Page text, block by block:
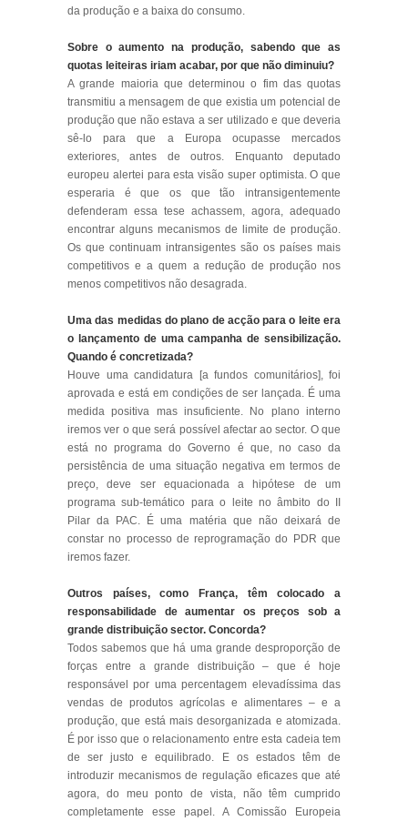
da produção e a baixa do consumo.
Sobre o aumento na produção, sabendo que as
quotas leiteiras iriam acabar, por que não diminuiu?
A grande maioria que determinou o fim das quotas
transmitiu a mensagem de que existia um potencial de
produção que não estava a ser utilizado e que deveria
sê-lo para que a Europa ocupasse mercados
exteriores, antes de outros. Enquanto deputado
europeu alertei para esta visão super optimista. O que
esperaria é que os que tão intransigentemente
defenderam essa tese achassem, agora, adequado
encontrar alguns mecanismos de limite de produção.
Os que continuam intransigentes são os países mais
competitivos e a quem a redução de produção nos
menos competitivos não desagrada.
Uma das medidas do plano de acção para o leite era
o lançamento de uma campanha de sensibilização.
Quando é concretizada?
Houve uma candidatura [a fundos comunitários], foi
aprovada e está em condições de ser lançada. É uma
medida positiva mas insuficiente. No plano interno
iremos ver o que será possível afectar ao sector. O que
está no programa do Governo é que, no caso da
persistência de uma situação negativa em termos de
preço, deve ser equacionada a hipótese de um
programa sub-temático para o leite no âmbito do II
Pilar da PAC. É uma matéria que não deixará de
constar no processo de reprogramação do PDR que
iremos fazer.
Outros países, como França, têm colocado a
responsabilidade de aumentar os preços sob a
grande distribuição sector. Concorda?
Todos sabemos que há uma grande desproporção de
forças entre a grande distribuição – que é hoje
responsável por uma percentagem elevadíssima das
vendas de produtos agrícolas e alimentares – e a
produção, que está mais desorganizada e atomizada.
É por isso que o relacionamento entre esta cadeia tem
de ser justo e equilibrado. E os estados têm de
introduzir mecanismos de regulação eficazes que até
agora, do meu ponto de vista, não têm cumprido
completamente esse papel. A Comissão Europeia